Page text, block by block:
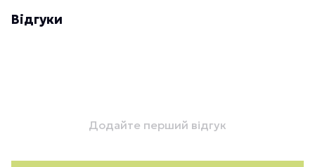
Відгуки
Додайте перший відгук